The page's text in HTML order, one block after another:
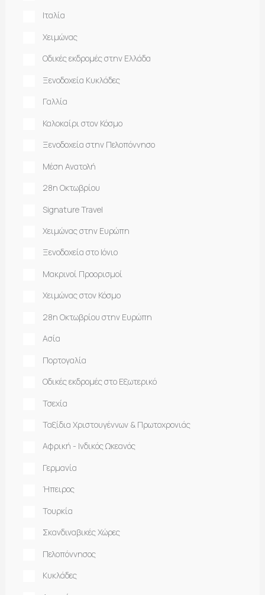
Ιταλία
Χειμώνας
Οδικές εκδρομές στην Ελλάδα
Ξενοδοχεία Κυκλάδες
Γαλλία
Καλοκαίρι στον Κόσμο
Ξενοδοχεία στην Πελοπόννησο
Μέση Ανατολή
28η Οκτωβρίου
Signature Travel
Χειμώνας στην Ευρώπη
Ξενοδοχεία στο Ιόνιο
Μακρινοί Προορισμοί
Χειμώνας στον Κόσμο
28η Οκτωβρίου στην Ευρώπη
Ασία
Πορτογαλία
Οδικές εκδρομές στο Εξωτερικό
Τσεχία
Ταξίδια Χριστουγέννων & Πρωτοχρονιάς
Αφρική - Ινδικός Ωκεανός
Γερμανία
Ήπειρος
Τουρκία
Σκανδιναβικές Χώρες
Πελοπόννησος
Κυκλάδες